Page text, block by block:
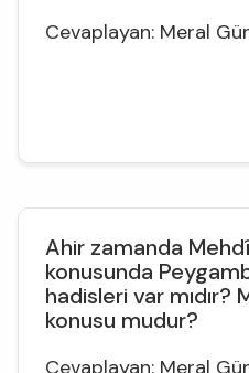
Cevaplayan: Meral
Ahir zamanda
konusunda
hadisleri var mıdır?
konusu mudur?
Cevaplayan: Meral